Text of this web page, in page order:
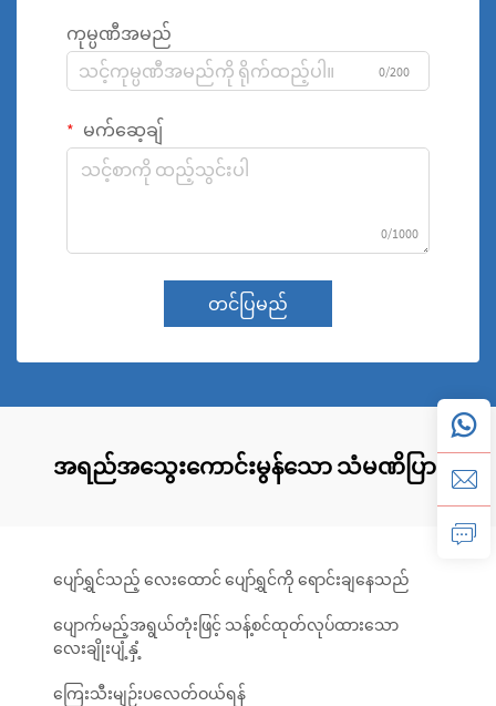
ကုမ္ပဏီအမည်
0/200
မက်ဆေ့ချ်
0/1000
တင်ပြမည်
အရည်အသွေးကောင်းမွန်သော သံမဏိပြား
ပျော်ရွှင်သည့် လေးထောင် ပျော်ရွှင်ကို ရောင်းချနေသည်
ပျောက်မည့်အရွယ်တုံးဖြင့် သန့်စင်ထုတ်လုပ်ထားသော
လေးချိုးပျံ့နှံ့
ကြေးသီးမျဉ်းပလေတ်ဝယ်ရန်